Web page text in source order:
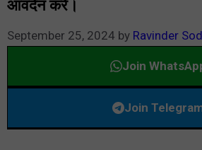
आवदेन करें।
September 25, 2024 by Ravinder
Join
Join